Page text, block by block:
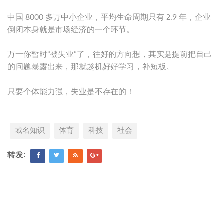
中国 8000 多万中小企业，平均生命周期只有 2.9 年，企业
倒闭本身就是市场经济的一个环节。
万一你暂时“被失业”了，往好的方向想，其实是提前把自己
的问题暴露出来，那就趁机好好学习，补短板。
只要个体能力强，失业是不存在的！
域名知识 体育 科技 社会
转发: